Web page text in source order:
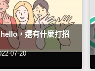
hello，還有什麼打招
07-20